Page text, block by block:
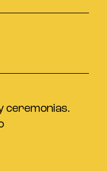
ceremonias.